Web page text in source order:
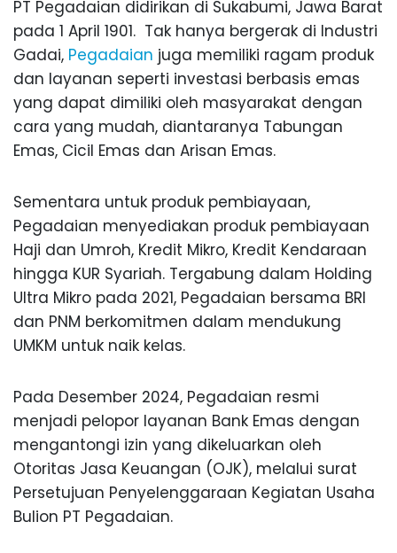
PT Pegadaian didirikan di Sukabumi, Jawa Barat
pada 1 April 1901. Tak hanya bergerak di Industri
Gadai, Pegadaian juga memiliki ragam produk
dan layanan seperti investasi berbasis emas
yang dapat dimiliki oleh masyarakat dengan
cara yang mudah, diantaranya Tabungan
Emas, Cicil Emas dan Arisan Emas.
Sementara untuk produk pembiayaan,
Pegadaian menyediakan produk pembiayaan
Haji dan Umroh, Kredit Mikro, Kredit Kendaraan
hingga KUR Syariah. Tergabung dalam Holding
Ultra Mikro pada 2021, Pegadaian bersama BRI
dan PNM berkomitmen dalam mendukung
UMKM untuk naik kelas.
Pada Desember 2024, Pegadaian resmi
menjadi pelopor layanan Bank Emas dengan
mengantongi izin yang dikeluarkan oleh
Otoritas Jasa Keuangan (OJK), melalui surat
Persetujuan Penyelenggaraan Kegiatan Usaha
Bulion PT Pegadaian.